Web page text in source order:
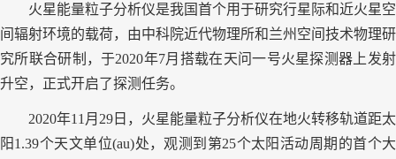
火星能量粒子分析仪是我国首个用于研究行星际和近火星空
间辐射环境的载荷，由中科院近代物理所和兰州空间技术物理研
究所联合研制，于2020年7月搭载在天问一号火星探测器上发射
升空，正式开启了探测任务。
2020年11月29日，火星能量粒子分析仪在地火转移轨道距太
阳1.39个天文单位(au)处，观测到第25个太阳活动周期的首个大